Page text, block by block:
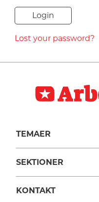
NAVNE
HISTORIE
TEORI
Lost your password?
TEMAER
SEKTIONER
KONTAKT